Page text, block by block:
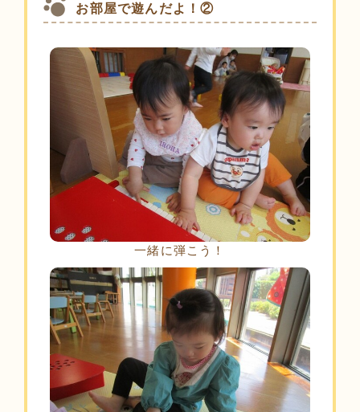
お部屋で遊んだよ！②
一緒に弾こう！